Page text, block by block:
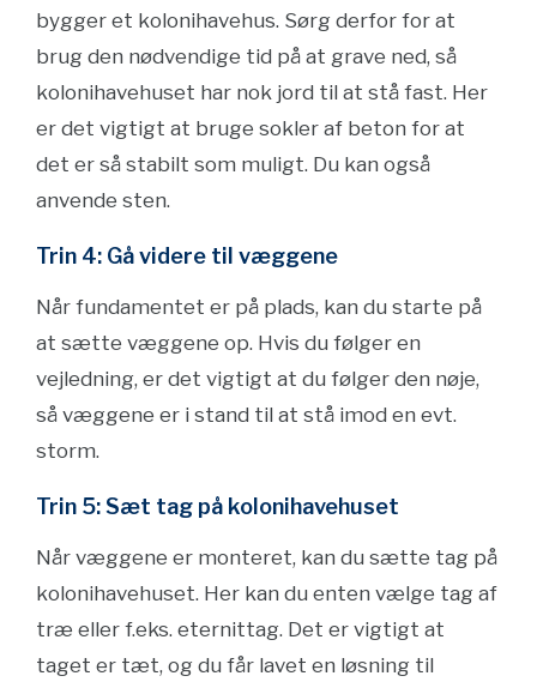
bygger et kolonihavehus. Sørg derfor for at
brug den nødvendige tid på at grave ned, så
kolonihavehuset har nok jord til at stå fast. Her
er det vigtigt at bruge sokler af beton for at
det er så stabilt som muligt. Du kan også
anvende sten.
Trin 4: Gå videre til væggene
Når fundamentet er på plads, kan du starte på
at sætte væggene op. Hvis du følger en
vejledning, er det vigtigt at du følger den nøje,
så væggene er i stand til at stå imod en evt.
storm.
Trin 5: Sæt tag på kolonihavehuset
Når væggene er monteret, kan du sætte tag på
kolonihavehuset. Her kan du enten vælge tag af
træ eller f.eks. eternittag. Det er vigtigt at
taget er tæt, og du får lavet en løsning til